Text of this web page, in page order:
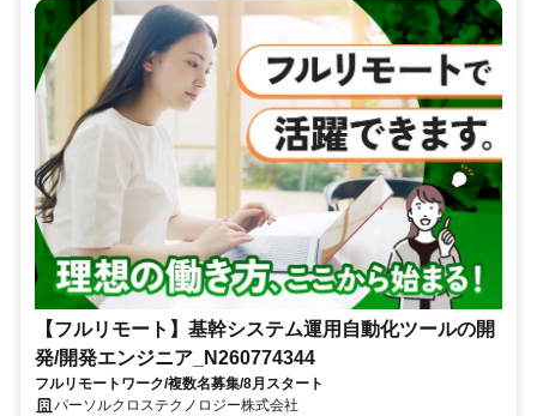
【フルリモート】基幹システム運用自動化ツールの開
発/開発エンジニア_N260774344
フルリモートワーク/複数名募集/8月スタート
パーソルクロステクノロジー株式会社